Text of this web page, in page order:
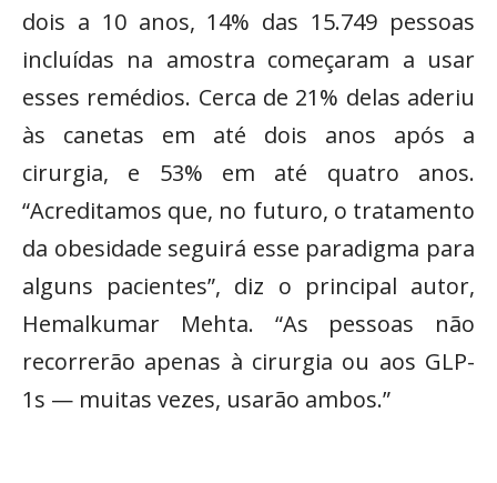
dois a 10 anos, 14% das 15.749 pessoas
incluídas na amostra começaram a usar
esses remédios. Cerca de 21% delas aderiu
às canetas em até dois anos após a
cirurgia, e 53% em até quatro anos.
“Acreditamos que, no futuro, o tratamento
da obesidade seguirá esse paradigma para
alguns pacientes”, diz o principal autor,
Hemalkumar Mehta. “As pessoas não
recorrerão apenas à cirurgia ou aos GLP-
1s — muitas vezes, usarão ambos.”